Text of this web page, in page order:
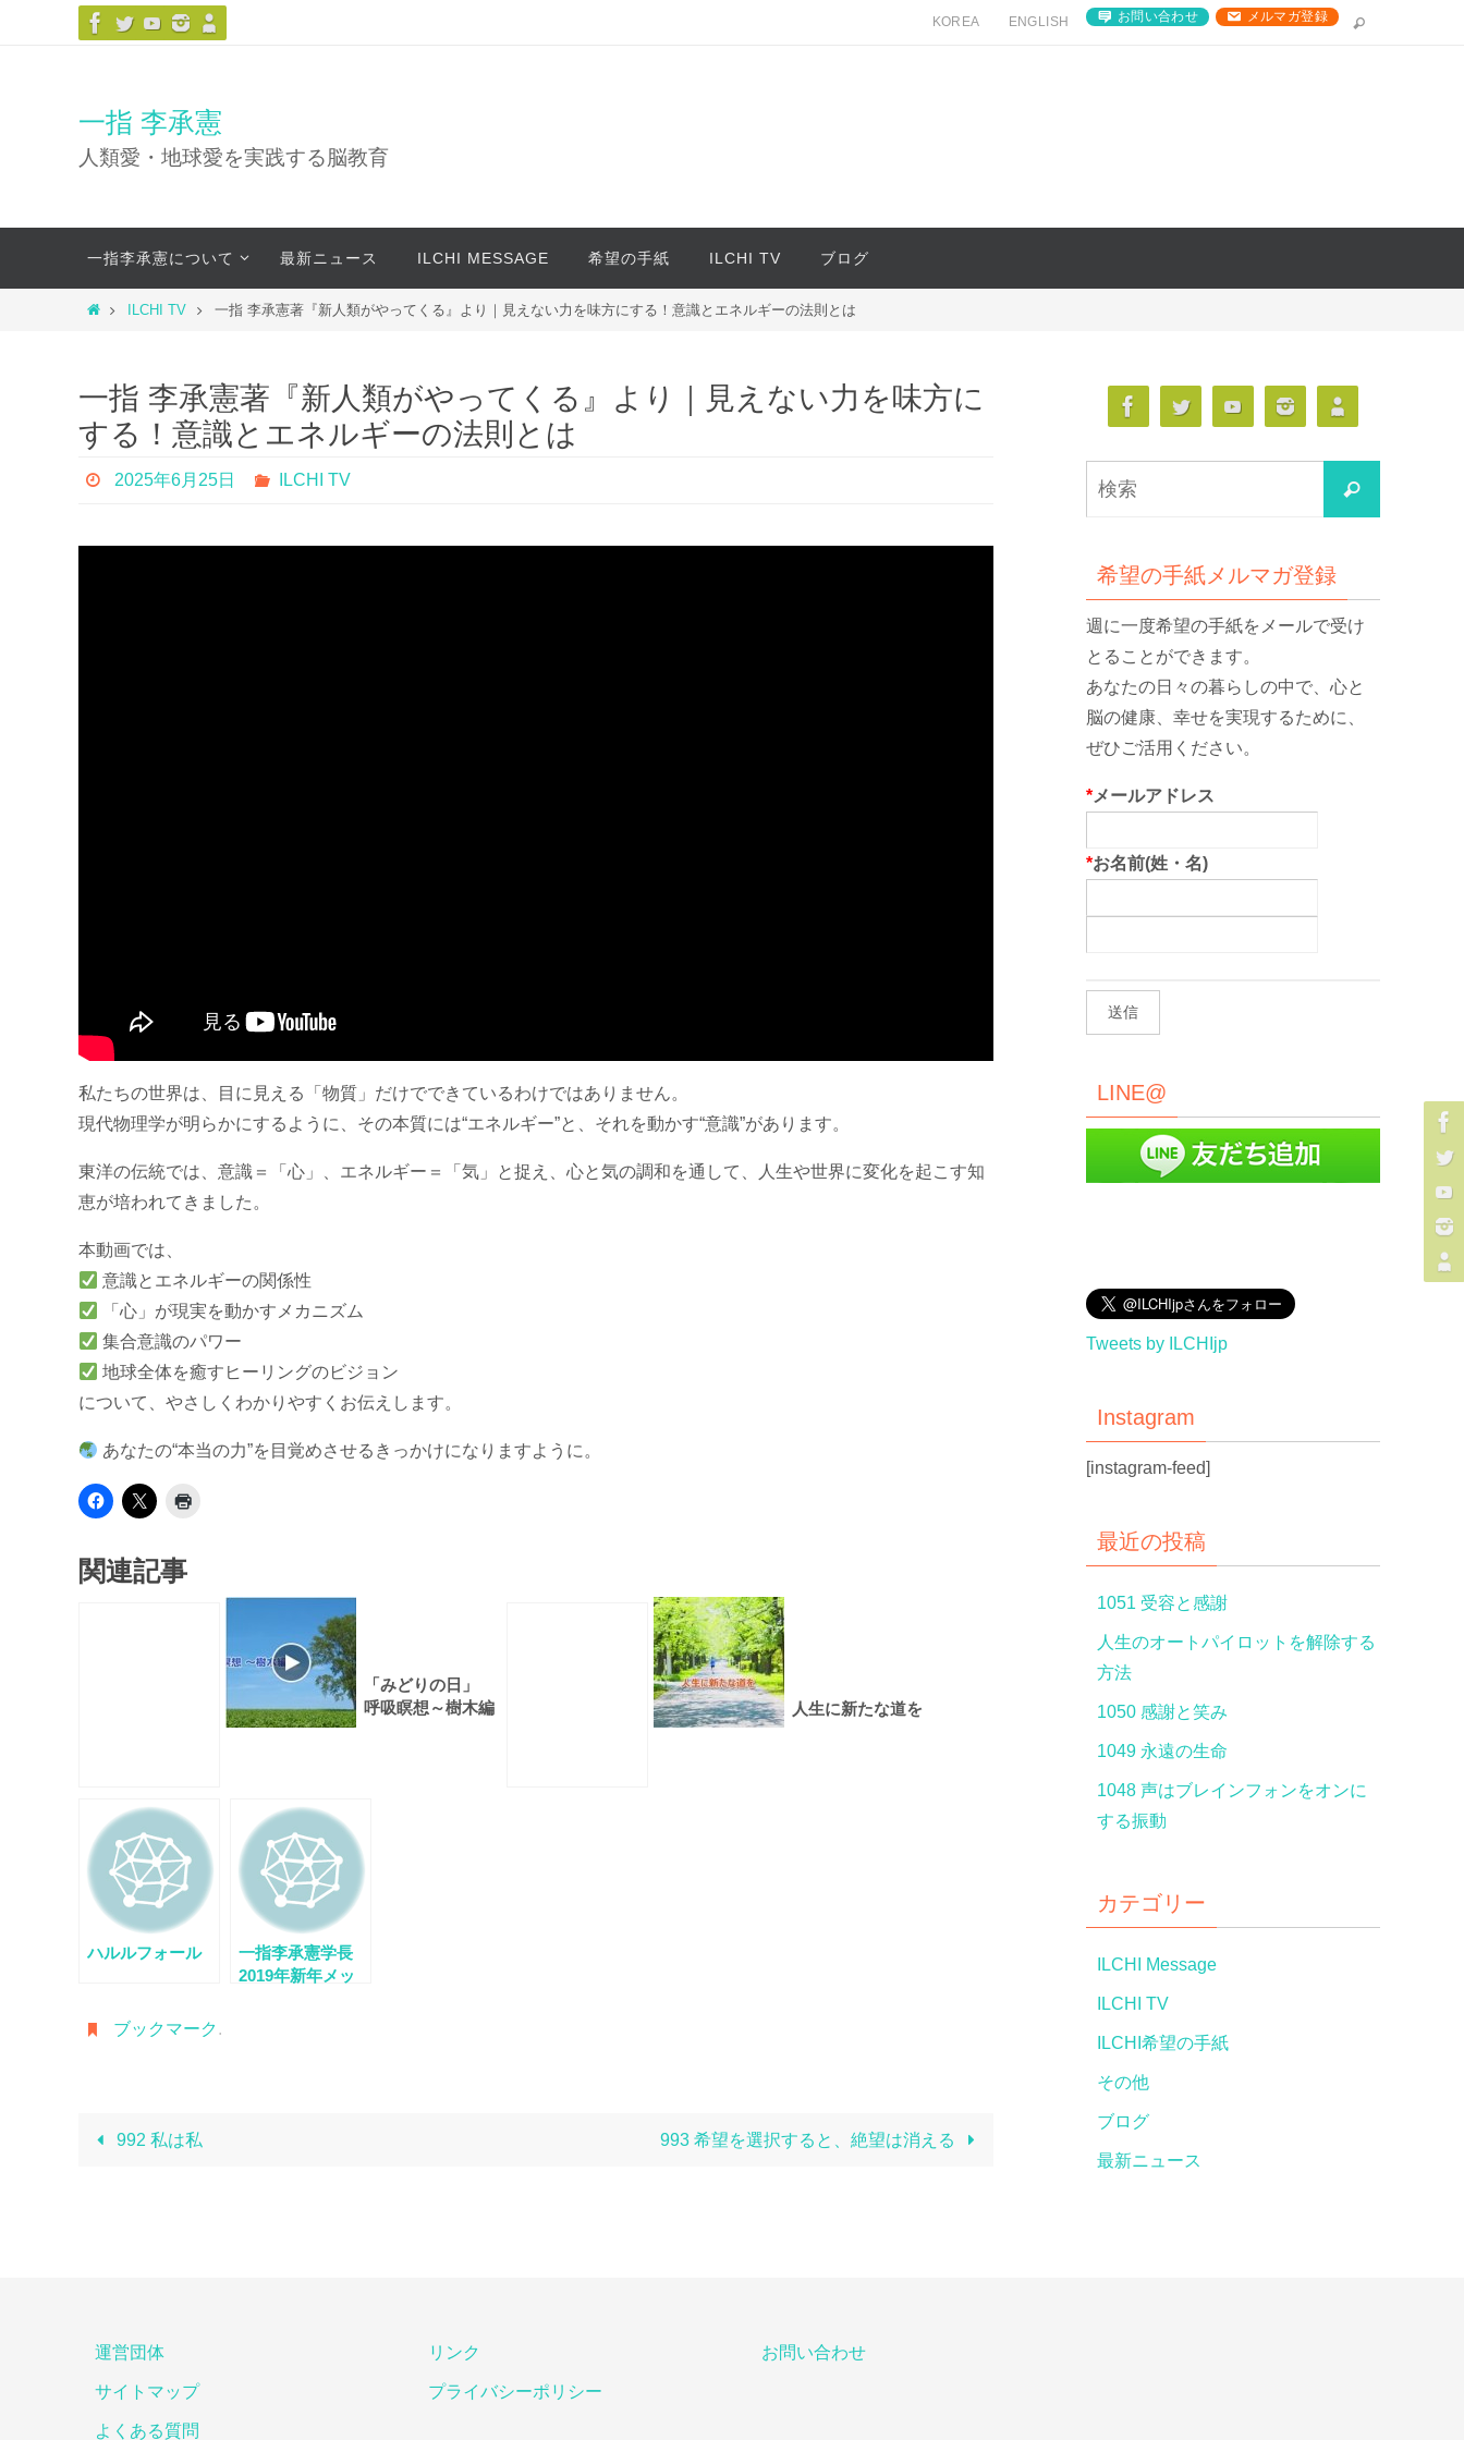
キ
プ
KOREA ENGLISH お問い合わせ メルマガ登録
一指 李承憲
人類愛・地球愛を実践する脳教育
テ
一指李承憲について 最新ニュース ILCHI MESSAGE 希望の手紙 ILCHI TV ブログ
ホ
ILCHI TV 一指 李承憲著『新人類がやってくる』より｜見えない力を味方にする！意識とエネルギーの法則とは
一指 李承憲著『新人類がやってくる』より｜見えない力を味方に
する！意識とエネルギーの法則とは
2025年6月25日 ILCHI TV
私たちの世界は、目に見える「物質」だけでできているわけではありません。
現代物理学が明らかにするように、その本質には“エネルギー”と、それを動かす“意識”があります。
東洋の伝統では、意識＝「心」、エネルギー＝「気」と捉え、心と気の調和を通して、人生や世界に変化を起こす知
恵が培われてきました。
本動画では、
意識とエネルギーの関係性
「心」が現実を動かすメカニズム
集合意識のパワー
地球全体を癒すヒーリングのビジョン
について、やさしくわかりやすくお伝えします。
あなたの“本当の力”を目覚めさせるきっかけになりますように。
関連記事
「みどりの日」
呼吸瞑想～樹木編
人生に新たな道を
ハルルフォール
一指李承憲学長
2019年新年メッ
ブックマーク .
992 私は私 993 希望を選択すると、絶望は消える
検
索
希望の手紙メルマガ登録
週に一度希望の手紙をメールで受け
とることができます。
あなたの日々の暮らしの中で、心と
脳の健康、幸せを実現するために、
ぜひご活用ください。
*メールアドレス
*お名前(姓・名)
LINE@
Tweets by ILCHIjp
Instagram
[instagram-feed]
最近の投稿
1051 受容と感謝
人生のオートパイロットを解除する
方法
1050 感謝と笑み
1049 永遠の生命
1048 声はブレインフォンをオンに
する振動
カテゴリー
ILCHI Message
ILCHI TV
ILCHI希望の手紙
その他
ブログ
最新ニュース
運営団体
サイトマップ
よくある質問
リンク
プライバシーポリシー
お問い合わせ